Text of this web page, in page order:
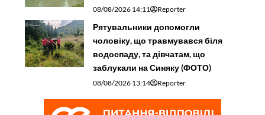
08/08/2026 14:11 Reporter
Рятувальники допомогли
чоловіку, що травмувався біля
водоспаду, та дівчатам, що
заблукали на Синяку (ФОТО)
08/08/2026 13:14 Reporter